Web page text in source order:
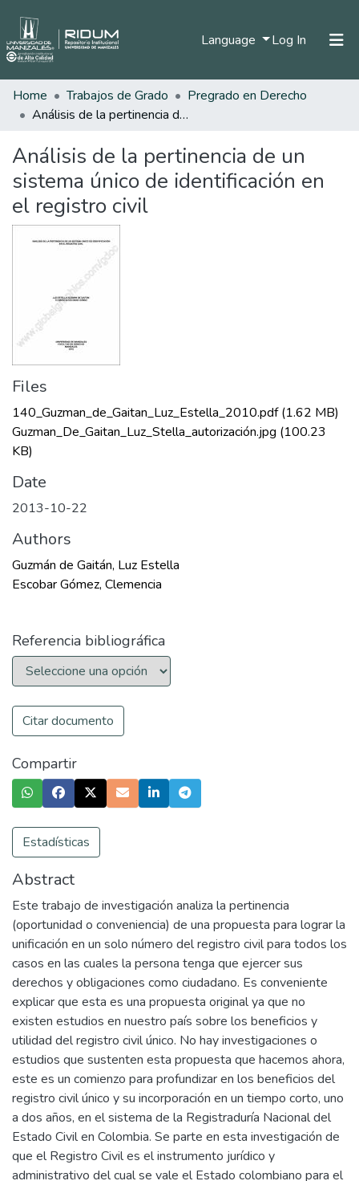
Language Log In (current)
All of DSpace
Statistics
Home Trabajos de Grado
Pregrado en Derecho
Análisis de la pertinencia de un sistema único de identificación en el registro civil
Análisis de la pertinencia de un
sistema único de identificación en
el registro civil
Files
140_Guzman_de_Gaitan_Luz_Estella_2010.pdf(1.62 MB)
Guzman_De_Gaitan_Luz_Stella_autorización.jpg (100.23
KB)
Date
2013-10-22
Authors
Guzmán de Gaitán, Luz Estella
Escobar Gómez, Clemencia
Referencia bibliográfica
Citar documento
Compartir
Estadísticas
Abstract
Este trabajo de investigación analiza la pertinencia
(oportunidad o conveniencia) de una propuesta para lograr la
unificación en un solo número del registro civil para todos los
casos en las cuales la persona tenga que ejercer sus
derechos y obligaciones como ciudadano. Es conveniente
explicar que esta es una propuesta original ya que no
existen estudios en nuestro país sobre los beneficios y
utilidad del registro civil único. No hay investigaciones o
estudios que sustenten esta propuesta que hacemos ahora,
este es un comienzo para profundizar en los beneficios del
registro civil único y su incorporación en un tiempo corto, uno
a dos años, en el sistema de la Registraduría Nacional del
Estado Civil en Colombia. Se parte en esta investigación de
que el Registro Civil es el instrumento jurídico y
administrativo del cual se vale el Estado colombiano para el